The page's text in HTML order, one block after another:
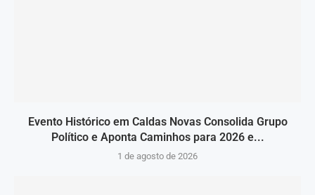
Evento Histórico em Caldas Novas Consolida Grupo
Político e Aponta Caminhos para 2026 e...
1 de agosto de 2026